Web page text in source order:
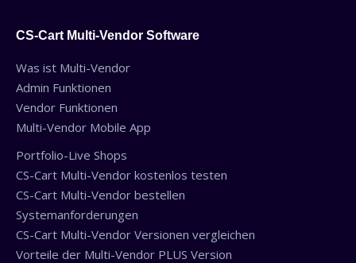
CS-Cart Multi-Vendor Software
Was ist Multi-Vendor
Admin Funktionen
Vendor Funktionen
Multi-Vendor Mobile App
Portfolio-Live Shops
CS-Cart Multi-Vendor kostenlos testen
CS-Cart Multi-Vendor bestellen
Systemanforderungen
CS-Cart Multi-Vendor Versionen vergleichen
Vorteile der Multi-Vendor PLUS Version